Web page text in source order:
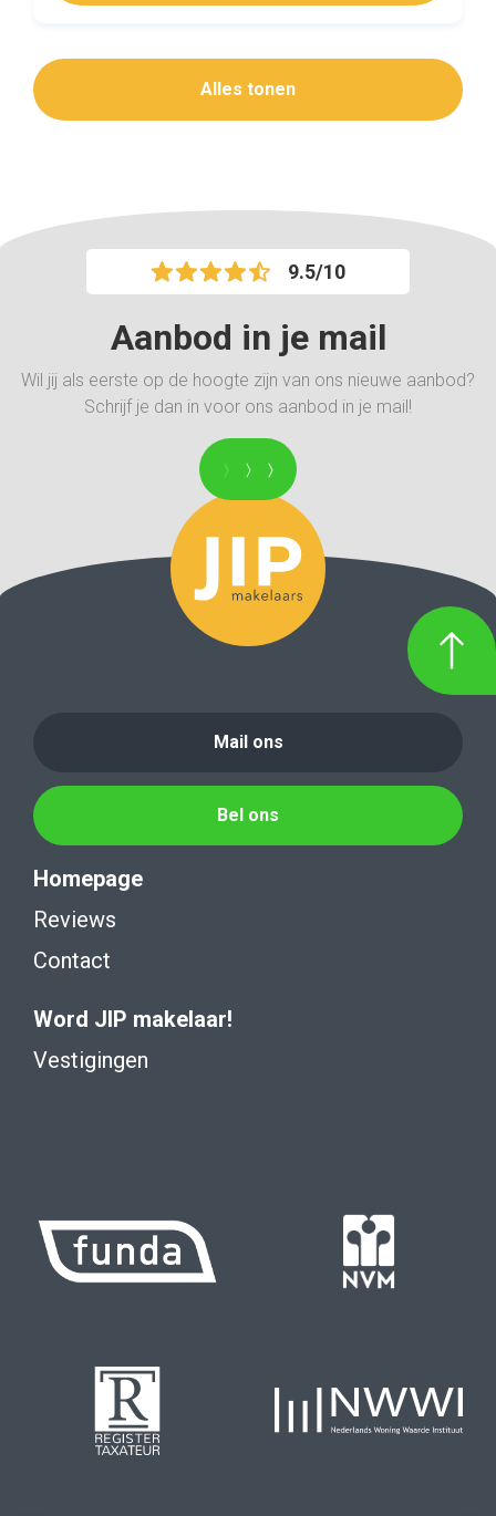
Alles tonen
9.5/10
Aanbod in je mail
Wil jij als eerste op de hoogte zijn van ons nieuwe aanbod?
Schrijf je dan in voor ons aanbod in je mail!
Mail ons
Bel ons
Homepage
Reviews
Contact
Word JIP makelaar!
Vestigingen